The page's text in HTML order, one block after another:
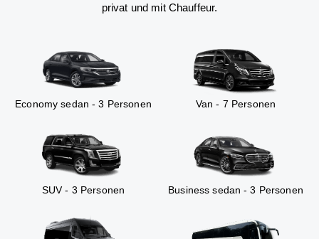
privat und mit Chauffeur.
Economy sedan - 3 Personen Van - 7 Personen
SUV - 3 Personen Business sedan - 3 Personen